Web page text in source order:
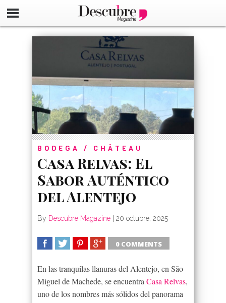
google-site-
BODEGA / CHÂTEAU
Casa Relvas: El
Sabor Auténtico
del Alentejo
By Descubre Magazine 20 octubre, 2025
0 COMMENTS
En las tranquilas llanuras del Alentejo, en São
Miguel de Machede, se encuentra Casa Relvas,
uno de los nombres más sólidos del panorama